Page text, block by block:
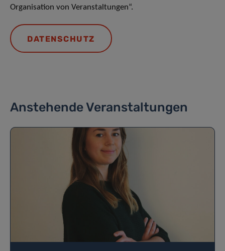
Organisation von Veranstaltungen“.
DATENSCHUTZ
Anstehende Veranstaltungen